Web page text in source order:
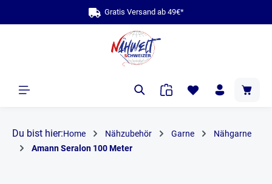
Gratis Versand ab 49€*
Du bist hier:Home Nähzubehör Garne
Nähgarne
Amann Seralon 100 Meter